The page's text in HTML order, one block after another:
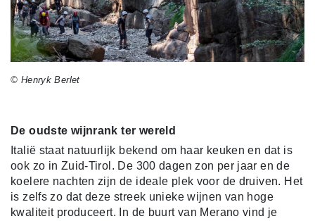
© Henryk Berlet
De oudste wijnrank ter wereld
Italië staat natuurlijk bekend om haar keuken en dat is
ook zo in Zuid-Tirol. De 300 dagen zon per jaar en de
koelere nachten zijn de ideale plek voor de druiven. Het
is zelfs zo dat deze streek unieke wijnen van hoge
kwaliteit produceert. In de buurt van Merano vind je